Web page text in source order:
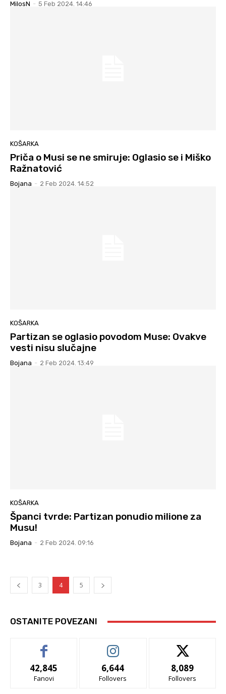
MilosN - 5 Feb 2024. 14:46
KOŠARKA
Priča o Musi se ne smiruje: Oglasio se i Miško
Ražnatović
Bojana - 2 Feb 2024. 14:52
KOŠARKA
Partizan se oglasio povodom Muse: Ovakve
vesti nisu slučajne
Bojana - 2 Feb 2024. 13:49
KOŠARKA
Španci tvrde: Partizan ponudio milione za
Musu!
Bojana - 2 Feb 2024. 09:16
3 4 5
OSTANITE POVEZANI
42,845
Fanovi
6,644
Follovers
8,089
Follovers